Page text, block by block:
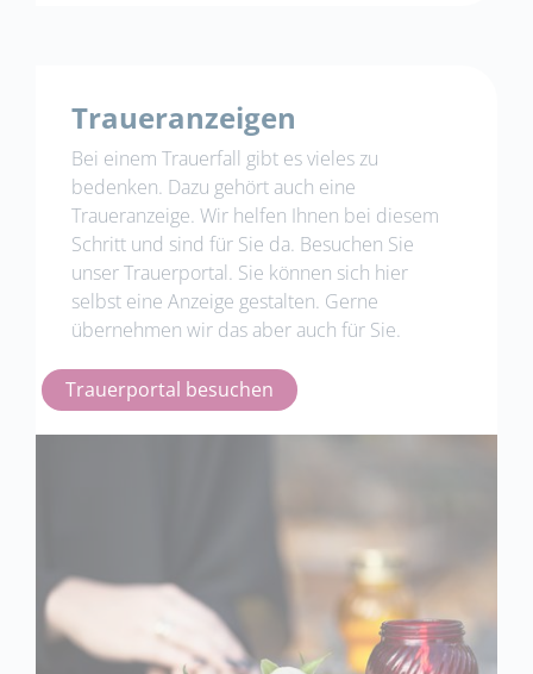
Traueranzeigen
Bei einem Trauerfall gibt es vieles zu
bedenken. Dazu gehört auch eine
Traueranzeige. Wir helfen Ihnen bei diesem
Schritt und sind für Sie da. Besuchen Sie
unserTrauerportal. Sie können sich hier
selbst eine Anzeige gestalten. Gerne
übernehmen wir das aber auch für Sie.
Trauerportal besuchen